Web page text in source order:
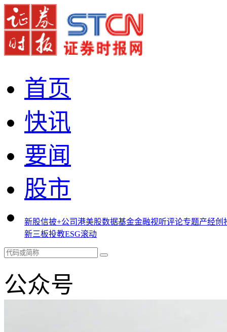
首页
快讯
要闻
股市
新股信披+公司港美股数据基金金融视听评论专题产经创
新三板投教ESG滚动
公众号